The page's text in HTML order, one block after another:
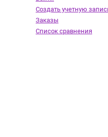
Создать учетную
Заказы
Список сравнения